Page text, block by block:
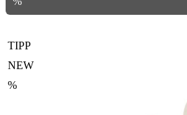
TIPP
NEW
%